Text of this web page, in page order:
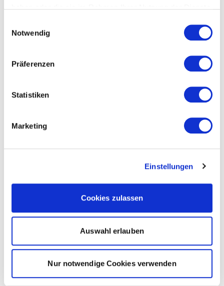
Cookies, wenn Sie unsere Webseite weiterhin nutzen.
Notwendig
Präferenzen
Statistiken
Marketing
Einstellungen
Cookies zulassen
Auswahl erlauben
Nur notwendige Cookies verwenden